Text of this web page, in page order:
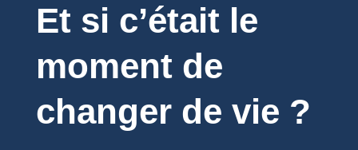
Et si c’était le
moment de
changer de vie ?